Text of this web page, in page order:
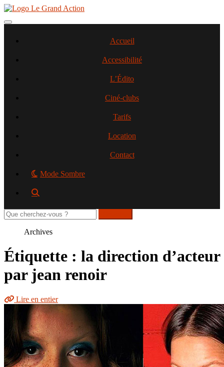
Aller
contenu
Toggle navigation
Accueil
Accessibilité
L’Édito
Ciné-clubs
Tarifs
Location
Contact
Mode Sombre
Rechercher
sur
Archives
Étiquette : la direction d’acteur
par jean renoir
Lire en entier